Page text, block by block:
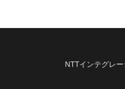
NTTインテグレ